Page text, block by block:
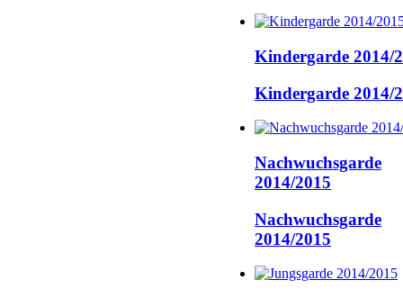
Kindergarde 2014/
Kindergarde 2014/
Nachwuchsgarde
2014/2015
Nachwuchsgarde
2014/2015